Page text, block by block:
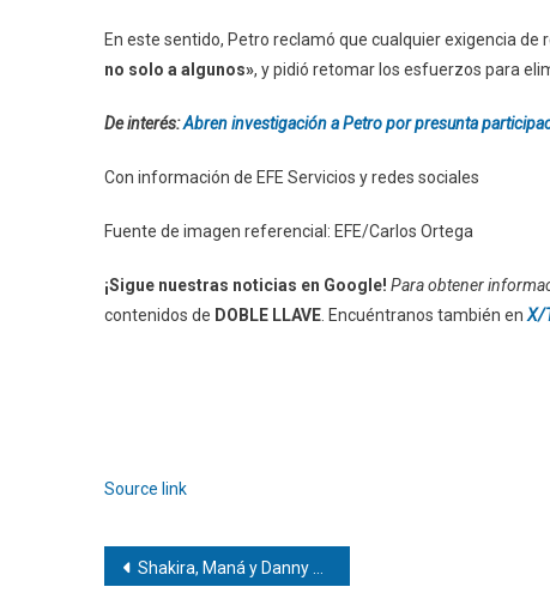
En este sentido, Petro reclamó que cualquier exigencia de
no solo a algunos», y pidió retomar los esfuerzos para
De interés:Abren investigación a Petro por presunta
Con información de EFE Servicios y redes sociales
Fuente de imagen referencial: EFE/Carlos Ortega
¡Sigue nuestras noticias en Google! Para obtener
contenidos de DOBLE LLAVE . Encuéntranos también en X/
Source link
Navegación
Shakira, Maná y Danny Ocean encienden la inauguración del Mundial